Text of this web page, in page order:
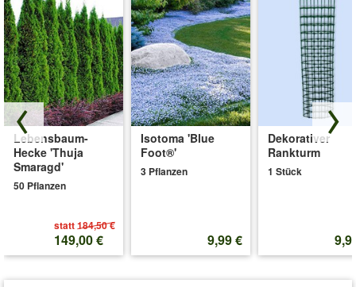
Lebensbaum-
Hecke 'Thuja
Smaragd'
50 Pflanzen
statt184,50 €
149,00 €
Isotoma 'Blue
Foot®'
3 Pflanzen
9,99 €
Dekorativer
Rankturm
1 Stück